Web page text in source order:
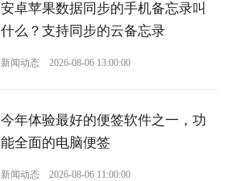
安卓苹果数据同步的手机备忘录叫
什么？支持同步的云备忘录
新闻动态 2026-08-06 13:00:00
今年体验最好的便签软件之一，功
能全面的电脑便签
新闻动态 2026-08-06 11:00:00